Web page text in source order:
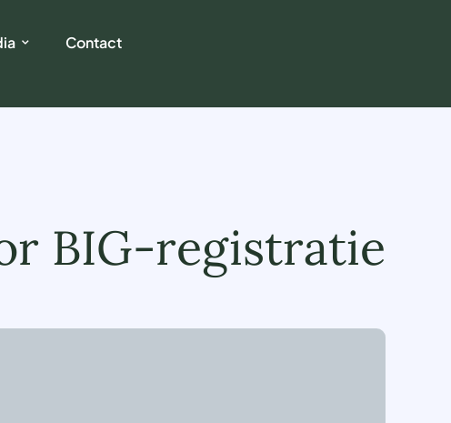
Contact
BIG-registratie